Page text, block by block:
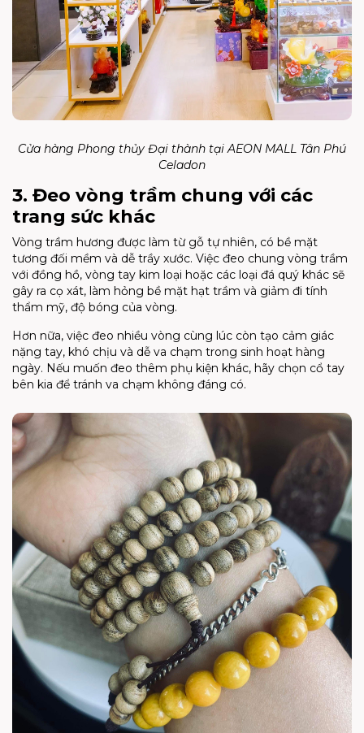
Cửa hàng Phong thủy Đại thành tại AEON MALL Tân Phú
Celadon
3. Đeo vòng trầm chung với các
trang sức khác
Vòng trầm hương được làm từ gỗ tự nhiên, có bề mặt
tương đối mềm và dễ trầy xước. Việc đeo chung vòng trầm
với đồng hồ, vòng tay kim loại hoặc các loại đá quý khác sẽ
gây ra cọ xát, làm hỏng bề mặt hạt trầm và giảm đi tính
thẩm mỹ, độ bóng của vòng.
Hơn nữa, việc đeo nhiều vòng cùng lúc còn tạo cảm giác
nặng tay, khó chịu và dễ va chạm trong sinh hoạt hàng
ngày. Nếu muốn đeo thêm phụ kiện khác, hãy chọn cổ tay
bên kia để tránh va chạm không đáng có.